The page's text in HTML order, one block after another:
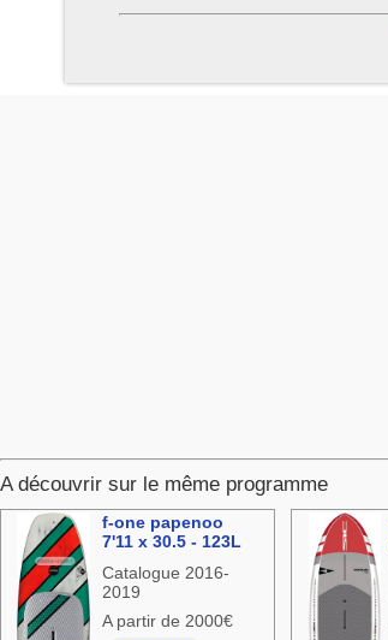
A découvrir sur le même programme
f-one papenoo
7'11 x 30.5 - 123L
Catalogue 2016-
2019
A partir de 2000€